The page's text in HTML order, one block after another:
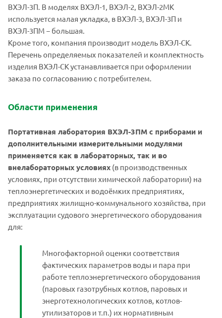
ВХЭЛ-3П. В моделях ВХЭЛ-1, ВХЭЛ-2, ВХЭЛ-2МК
используется малая укладка, в ВХЭЛ-3, ВХЭЛ-3П и
ВХЭЛ-3ПМ − большая.
Кроме того, компания производит модель ВХЭЛ-СК.
Перечень определяемых показателей и комплектность
изделия ВХЭЛ-СК устанавливается при оформлении
заказа по согласованию с потребителем.
Области применения
Портативная лаборатория ВХЭЛ-3ПМ с приборами и
дополнительными измерительными модулями
применяется как в лабораторных, так и во
внелабораторных условиях (в производственных
условиях, при отсутствии химической лаборатории) на
теплоэнергетических и водоёмких предприятиях,
предприятиях жилищно-коммунального хозяйства, при
эксплуатации судового энергетического оборудования
для:
Многофакторной оценки соответствия
фактических параметров воды и пара при
работе теплоэнергетического оборудования
(паровых газотрубных котлов, паровых и
энерготехнологических котлов, котлов-
утилизаторов и т.п.) их нормативным